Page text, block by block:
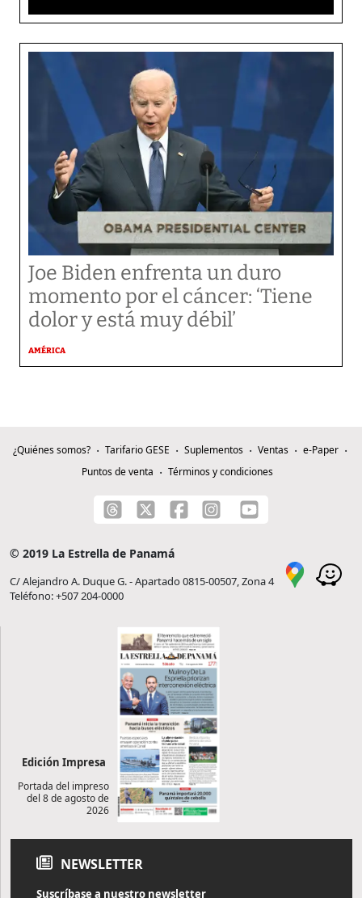
Joe Biden enfrenta un duro
momento por el cáncer: ‘Tiene
dolor y está muy débil’
AMÉRICA
¿Quiénes somos? Tarifario GESE Suplementos Ventas
e-Paper
Puntos de venta
Términos y condiciones
© 2019 La Estrella de Panamá
C/ Alejandro A. Duque G. - Apartado 0815-00507, Zona 4
Teléfono: +507 204-0000
Edición Impresa
Portada del impreso
del 8 de agosto de
2026
NEWSLETTER
Suscríbase a nuestro newsletter